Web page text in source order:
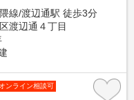
線/渡辺通駅 徒歩3分
渡辺通４丁目
ンライン相談可